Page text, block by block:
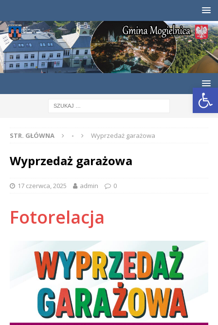
Otwórz pasek narzędzi
STR. GŁÓWNA - Wyprzedaż garażowa
Wyprzedaż garażowa
17 czerwca, 2025 admin 0
Fotorelacja